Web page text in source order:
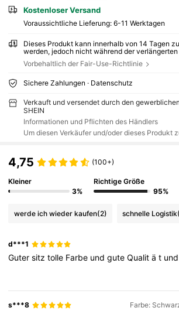
Kostenloser Versand
Voraussichtliche Lieferung: 6-11 Werktagen
Dieses Produkt kann innerhalb von 14 Tagen
werden, jedoch nicht während der
Vorbehaltlich der Fair-Use-Richtlinie
Sichere Zahlungen · Datenschutz
Verkauft und versendet durch den
SHEIN
Informationen und Pflichten des Händlers
Um diesen Verkäufer und/oder dieses Produkt
4,75 (100+)
Kleiner
3%
Richtige Größe
95%
werde ich wieder kaufen(2) schnelle Logistik
d***1
Gutersitztolle Farbe undguteQualität
s***8 Farbe: